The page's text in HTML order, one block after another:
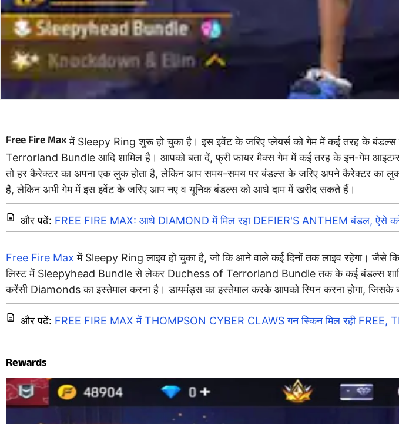
Free Fire Maxमें Sleepy Ring शुरू हो चुका है। इस इवेंट के जरिए प्लेयर्स को गेम में कई तरह के
Terrorland Bundle आदि शामिल है। आपको बता दें, फ्री फायर मैक्स गेम में कई तरह के इन-गेम
तो हर कैरेक्टर का अपना एक लुक होता है, लेकिन आप समय-समय पर बंडल्स के जरिए अपने कैरेक्टर का
है, लेकिन अभी गेम में इस इवेंट के जरिए आप नए व यूनिक बंडल्स को आधे दाम में खरीद सकते हैं।
और पढें: FREE FIRE MAX: आधे DIAMOND में मिल रहा DEFIER'S ANTHEM बंडल, ऐसे
Free Fire Max में Sleepy Ring लाइव हो चुका है, जो कि आने वाले कई दिनों तक लाइव रहेगा। जैसे
लिस्ट में Sleepyhead Bundle से लेकर Duchess of Terrorland Bundle तक के कई बंडल्स
करेंसी Diamonds का इस्तेमाल करना है। डायमंड्स का इस्तेमाल करके आपको स्पिन करना होगा, जिसके
और पढें: FREE FIRE MAX में THOMPSON CYBER CLAWS गन स्किन मिल रही
Rewards